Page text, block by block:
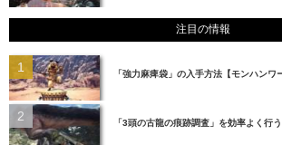
注目の情報
「強力麻痺袋」の入手方法【モンハンワ
「3頭の古龍の痕跡調査」を効率よく行